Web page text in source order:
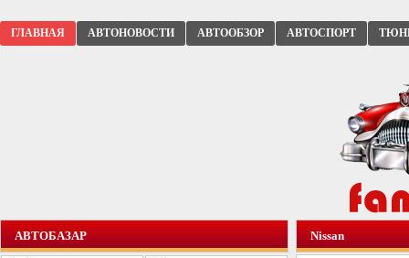
ГЛАВНАЯ АВТОНОВОСТИ АВТООБЗОР АВТОСПОРТ
Nissan
АВТОБАЗАР